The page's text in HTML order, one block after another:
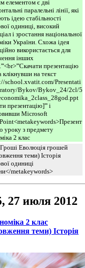
елементом є дві
паралельні лінії, які
ідею стабільності
одиниці, високий
і зростання національної
України. Схожа ідея
використається для
інших
презентацію
на текст
school.xvatit.com/Presentati
Bykov/Bykov_24/2cl/5
презентацію]''' і
Microsoft
уроку з предмету
2 клас
Еволюція грошей
теми) Історія
одиниці
metakeywords>
27 июля 2012
2 клас
теми) Історія